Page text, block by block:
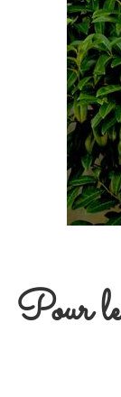
Pour